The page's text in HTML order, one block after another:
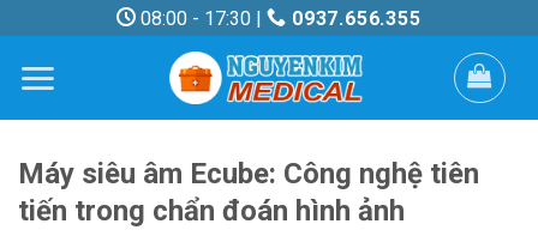
content
08:00 - 17:30 | 0937.656.355
Máy siêu âm Ecube: Công nghệ tiên
tiến trong chẩn đoán hình ảnh